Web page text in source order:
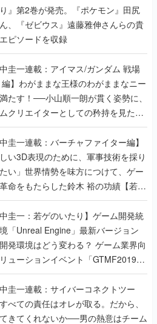
』第2巻が発売。『ポケモン』田尻
、『ゼビウス』遠藤雅伸さんらの貴
ピソードを収録
圭一連載：アイマス/ガンダム 戦場
】わがままな王様のわがままなニー
たす！──小山順一朗が貫く姿勢に、
クリエイターとしての矜持を見た
のいたり最終回】
中圭一連載：バーチャファイター編】
しい3D表現のために、軍事技術を採り
い」世界情勢を味方につけて、ゲー
命をもたらした鈴木 裕の功績【若ゲ
り】
中圭一：若ゲのいたり】ゲーム開発統
「Unreal Engine」最新バージョン
発環境はどう変わる？ ゲーム業界向
ューションイベント「GTMF2019」
て、より理解を深めよう【PR】
中圭一連載：サイバーコネクトツー
べての責任はオレが取る。だから、
きてくれないか──男の熱意はチーム